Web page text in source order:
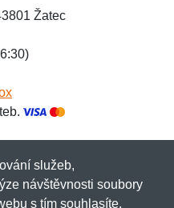
Žatec
služeb,
návštěvnosti soubory
s tím souhlasíte.